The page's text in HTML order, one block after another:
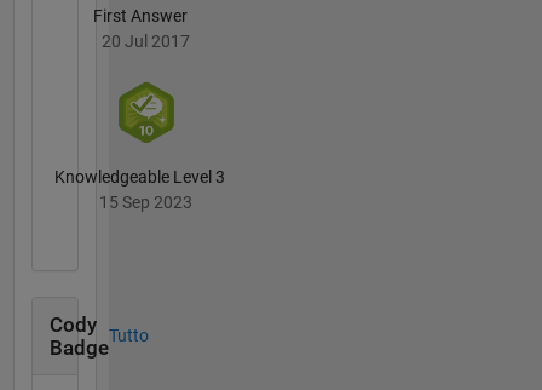
First Answer
20 Jul 2017
Knowledgeable Level 3
15 Sep 2023
Cody
Badge
Tutto